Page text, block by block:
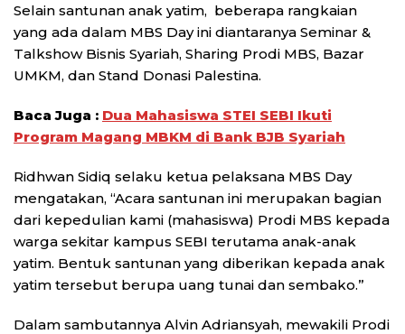
Selain santunan anak yatim, beberapa rangkaian
yang ada dalam MBS Day ini diantaranya Seminar &
Talkshow Bisnis Syariah, Sharing Prodi MBS, Bazar
UMKM, dan Stand Donasi Palestina.
Baca Juga : Dua Mahasiswa STEI SEBI Ikuti
Program Magang MBKM di Bank BJB Syariah
Ridhwan Sidiq selaku ketua pelaksana MBS Day
mengatakan, “Acara santunan ini merupakan bagian
dari kepedulian kami (mahasiswa) Prodi MBS kepada
warga sekitar kampus SEBI terutama anak-anak
yatim. Bentuk santunan yang diberikan kepada anak
yatim tersebut berupa uang tunai dan sembako.”
Dalam sambutannya Alvin Adriansyah, mewakili Prodi